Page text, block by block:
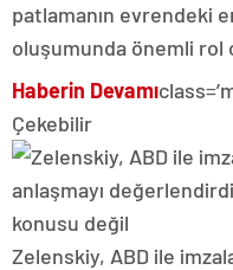
patlamanın evrendeki
oluşumunda önemli rol
Haberin Devamı
Çekebilir
Zelenskiy, ABD ile